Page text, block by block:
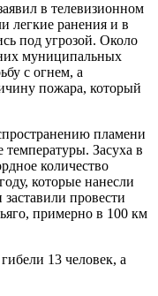
в телевизионном
легкие ранения и в
под угрозой. Около
муниципальных
с огнем, а
пожара, который
пламени
Засуха в
количество
которые нанесли
провести
примерно в 100 км
13 человек, а